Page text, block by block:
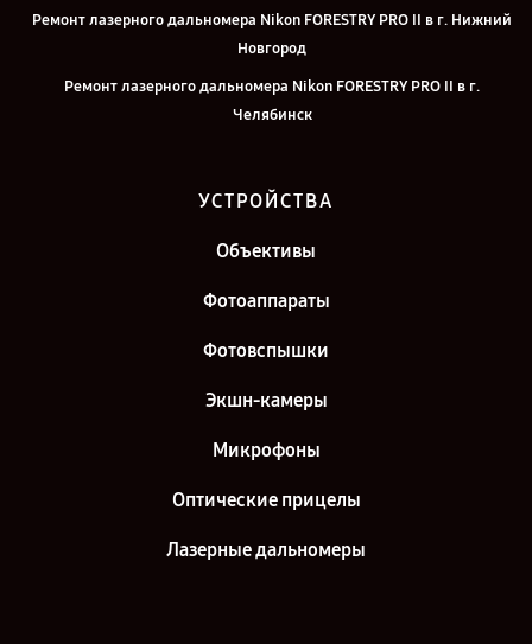
Ремонт лазерного дальномера Nikon FORESTRY PRO II в г. Нижний
Новгород
Ремонт лазерного дальномера Nikon FORESTRY PRO II в г.
Челябинск
Ремонт лазерного дальномера Nikon FORESTRY PRO II в г. Санкт-
УСТРОЙСТВА
Объективы
Фотоаппараты
Фотовспышки
Экшн-камеры
Микрофоны
Оптические прицелы
Лазерные дальномеры